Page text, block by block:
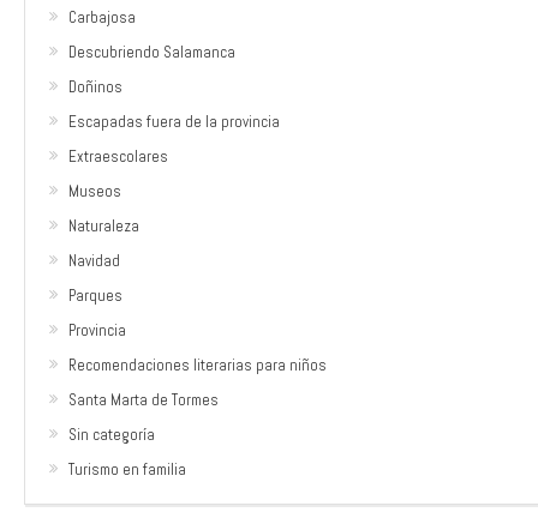
Carbajosa
Descubriendo Salamanca
Doñinos
Escapadas fuera de la provincia
Extraescolares
Museos
Naturaleza
Navidad
Parques
Provincia
Recomendaciones literarias para niños
Santa Marta de Tormes
Sin categoría
Turismo en familia